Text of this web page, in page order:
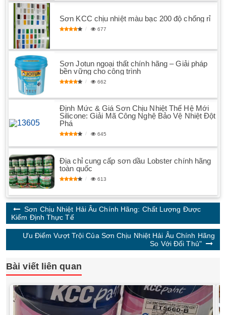
Sơn KCC chịu nhiệt màu bạc 200 độ chống rỉ
677
Sơn Jotun ngoại thất chính hãng – Giải pháp
bền vững cho công trình
662
Định Mức & Giá Sơn Chịu Nhiệt Thế Hệ Mới
Silicone: Giải Mã Công Nghệ Bảo Vệ Nhiệt Đột
Phá
645
Địa chỉ cung cấp sơn dầu Lobster chính hãng
toàn quốc
613
Sơn Chịu Nhiệt Hải Âu Chính Hãng: Chất Lượng Được
Kiểm Định Thực Tế
Ưu Điểm Vượt Trội Của Sơn Chịu Nhiệt Hải Âu Chính Hãng
So Với Đối Thủ"
Bài viết liên quan